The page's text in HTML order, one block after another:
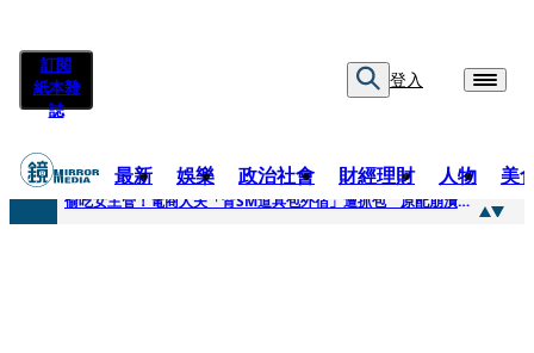
訂閱
紙本雜
誌
登入
最新 娛樂 政治社會 財經理財 人物 美
快訊
偷吃女主管！電商人夫「背SM道具包外宿」遭抓包 原配崩潰求償100萬：從未用過此類